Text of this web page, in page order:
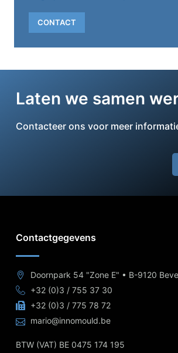
CONTACT
Laten we samen
Contacteer ons voor meer
Contactgegevens
Doornpark 54 "Zone E" • B-9120
+32 (0)3 / 755 37 30
+32 (0)3 / 775 78 72
mario@innomould.be
BTW (VAT) BE 0475 174 195